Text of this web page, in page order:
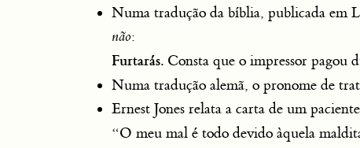
Numa tradução da bíblia, publicada em
não:
Furtarás. Consta que o impressor pagou
Numa tradução alemã, o pronome de
Ernest Jones relata a carta de um
“O meu mal é todo devido àquela